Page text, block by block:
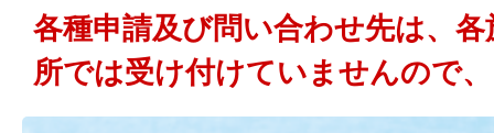
各種申請及び問い合わせ先は、
所では受け付けていませんので